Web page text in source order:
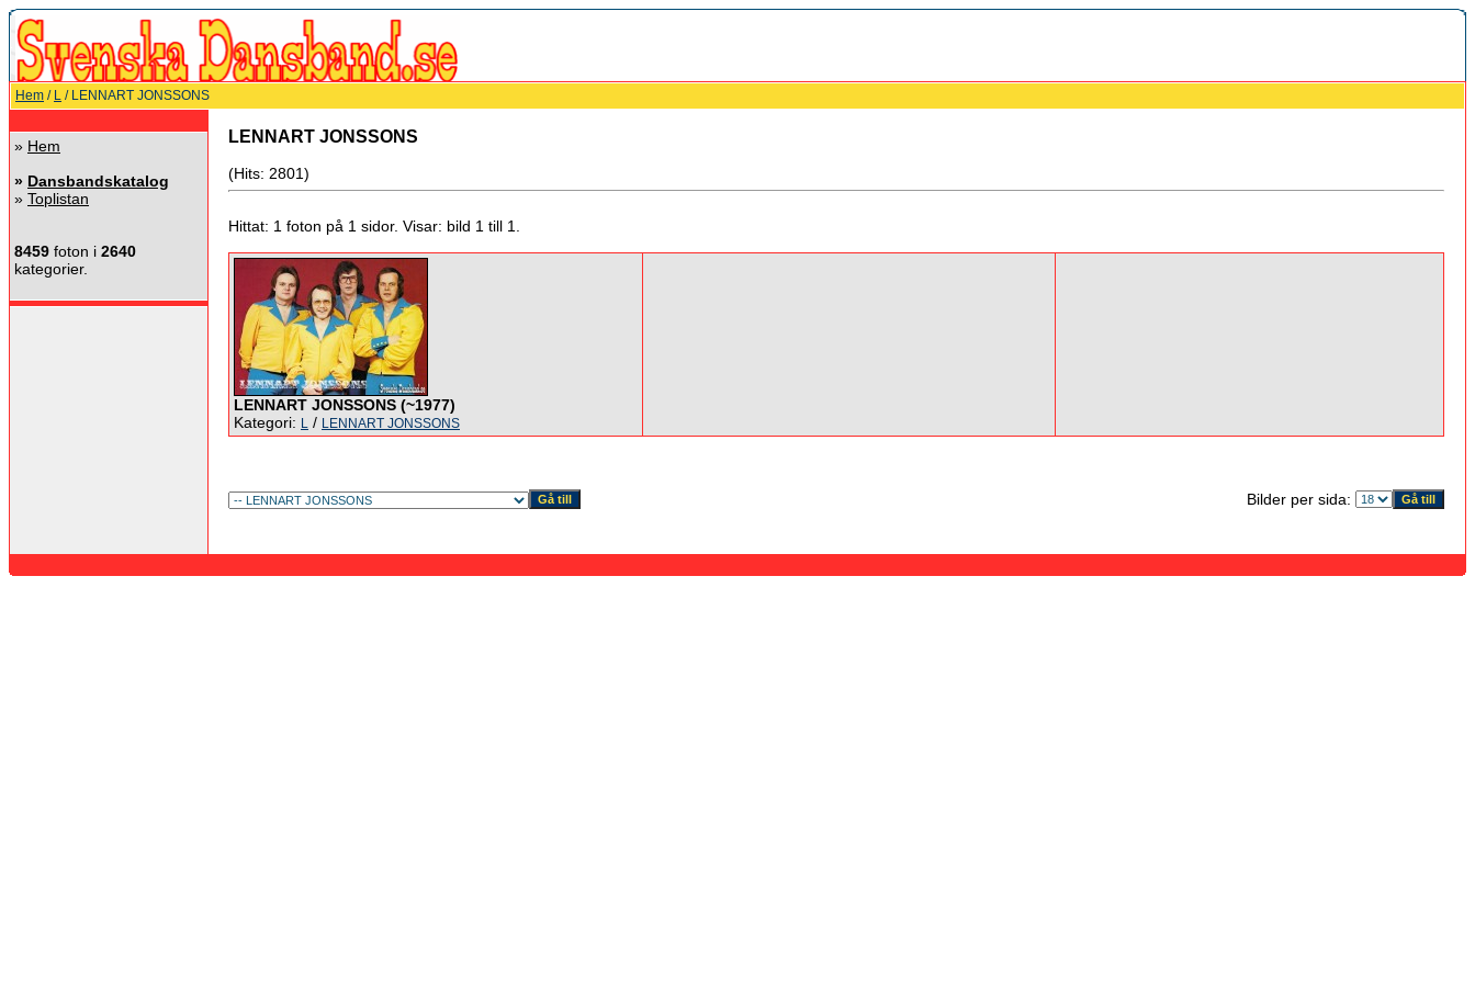
Hem / L / LENNART JONSSONS
» Hem
» Dansbandskatalog
» Toplistan
8459 foton i 2640
kategorier.
LENNART JONSSONS
(Hits: 2801)
Hittat: 1 foton på 1 sidor. Visar: bild 1 till 1.
LENNART JONSSONS (~1977)
Kategori: L / LENNART JONSSONS
Bilder per sida: